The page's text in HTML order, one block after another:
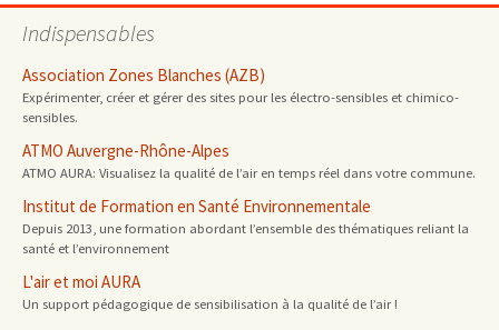
Indispensables
Association Zones Blanches (AZB)
Expérimenter, créer et gérer des sites pour les électro-sensibles et chimico-
sensibles.
ATMO Auvergne-Rhône-Alpes
ATMO AURA: Visualisez la qualité de l’air en temps réel dans votre commune.
Institut de Formation en Santé Environnementale
Depuis 2013, une formation abordant l’ensemble des thématiques reliant la
santé et l’environnement
L'air et moi AURA
Un support pédagogique de sensibilisation à la qualité de l’air !